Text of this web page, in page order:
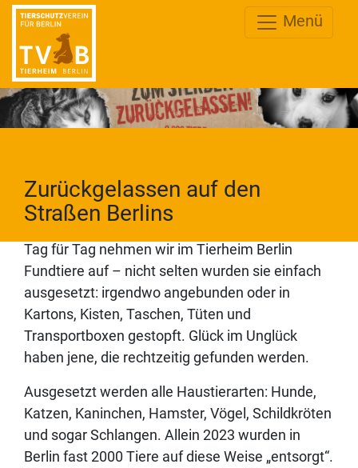
Menü
Zurückgelassen auf den
Straßen Berlins
Tag für Tag nehmen wir im Tierheim Berlin
Fundtiere auf – nicht selten wurden sie einfach
ausgesetzt: irgendwo angebunden oder in
Kartons, Kisten, Taschen, Tüten und
Transportboxen gestopft. Glück im Unglück
haben jene, die rechtzeitig gefunden werden.
Ausgesetzt werden alle Haustierarten: Hunde,
Katzen, Kaninchen, Hamster, Vögel, Schildkröten
und sogar Schlangen. Allein 2023 wurden in
Berlin fast 2000 Tiere auf diese Weise „entsorgt“.